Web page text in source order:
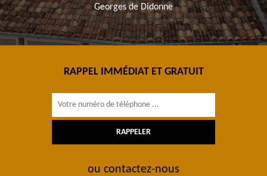
Georges de Didonne
RAPPEL IMMÉDIAT ET GRATUIT
ou contactez-nous